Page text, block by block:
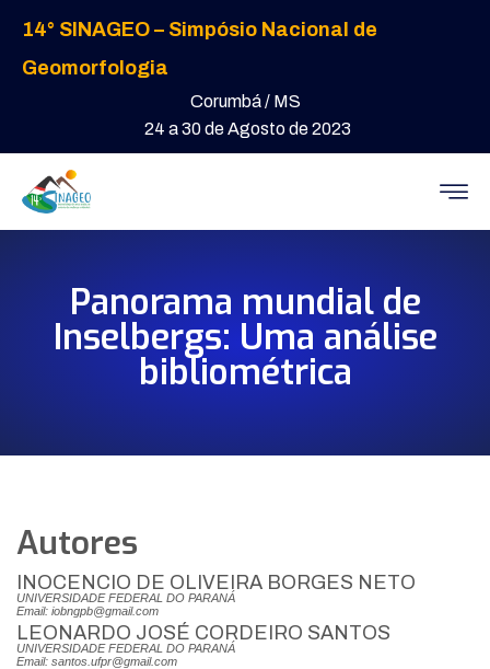
14° SINAGEO – Simpósio Nacional de
Geomorfologia
Corumbá / MS
24 a 30 de Agosto de 2023
Panorama mundial de
Inselbergs: Uma análise
bibliométrica
Autores
INOCENCIO DE OLIVEIRA BORGES NETO
UNIVERSIDADE FEDERAL DO PARANÁ
Email: iobngpb@gmail.com
LEONARDO JOSÉ CORDEIRO SANTOS
UNIVERSIDADE FEDERAL DO PARANÁ
Email: santos.ufpr@gmail.com